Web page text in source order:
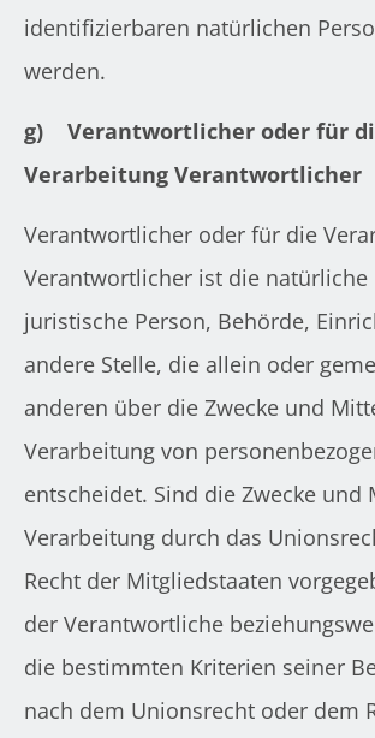
identifizierbaren natürlichen
werden.
g)
Verantwortlicher oder für
Verarbeitung Verantwortlicher
Verantwortlicher oder für die
Verantwortlicher ist die natürliche
juristische Person, Behörde,
andere Stelle, die allein oder
anderen über die Zwecke und
Verarbeitung von
entscheidet. Sind die Zwecke und
Verarbeitung durch das
Recht der Mitgliedstaaten
der Verantwortliche
die bestimmten Kriterien seiner
nach dem Unionsrecht oder dem